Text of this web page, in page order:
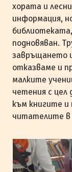
хората и
информация,
подновяван.
завръщането
отказваме и
малките
четения с цел
към книгите
читателите в